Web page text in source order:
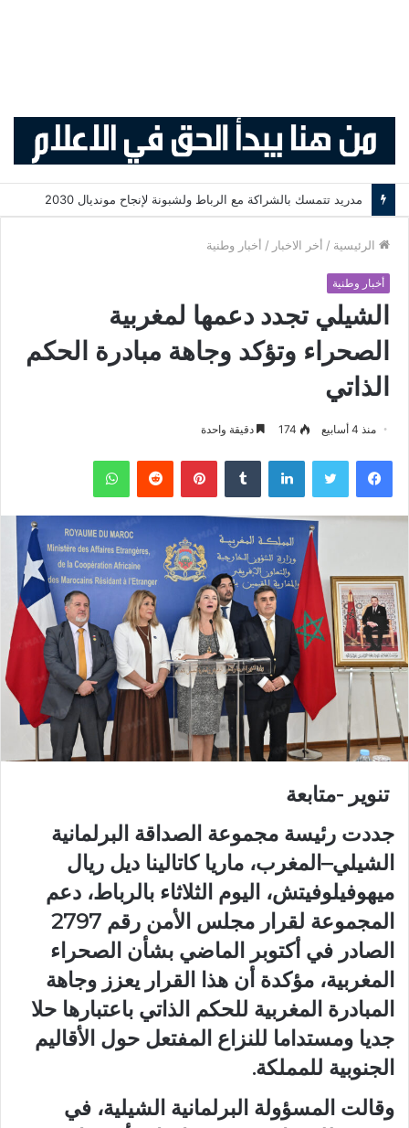
مدريد تتمسك بالشراكة مع الرباط ولشبونة لإنجاح مونديال 2030
الرئيسية / أخر الاخبار / أخبار وطنية
أخبار وطنية
الشيلي تجدد دعمها لمغربية
الصحراء وتؤكد وجاهة مبادرة الحكم
الذاتي
منذ 4 أسابيع 174 دقيقة واحدة
فيسبوك لينكدإن بينتيريست
تنوير -متابعة
جددت رئيسة مجموعة الصداقة البرلمانية
الشيلي–المغرب، ماريا كاتالينا ديل ريال
ميهوفيلوفيتش، اليوم الثلاثاء بالرباط، دعم
المجموعة لقرار مجلس الأمن رقم 2797
الصادر في أكتوبر الماضي بشأن الصحراء
المغربية، مؤكدة أن هذا القرار يعزز وجاهة
المبادرة المغربية للحكم الذاتي باعتبارها حلا
جديا ومستداما للنزاع المفتعل حول الأقاليم
الجنوبية للمملكة.
وقالت المسؤولة البرلمانية الشيلية، في